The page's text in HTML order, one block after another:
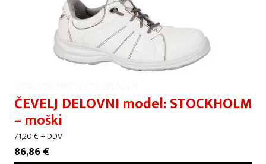
ČEVELJ DELOVNI model: STOCKHOLM
– moški
71,20€+ DDV
86,86€